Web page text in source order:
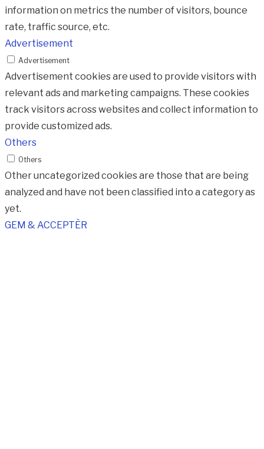
information on metrics the number of visitors, bounce
rate, traffic source, etc.
Advertisement
Advertisement
Advertisement cookies are used to provide visitors with
relevant ads and marketing campaigns. These cookies
track visitors across websites and collect information to
provide customized ads.
Others
Others
Other uncategorized cookies are those that are being
analyzed and have not been classified into a category as
yet.
GEM & ACCEPTÈR